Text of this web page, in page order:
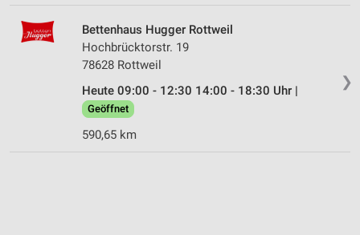
❯
Bettenhaus Hugger Rottweil
Hochbrücktorstr. 19
78628 Rottweil
Heute 09:00 - 12:30 14:00 - 18:30 Uhr |
Geöffnet
590,65 km